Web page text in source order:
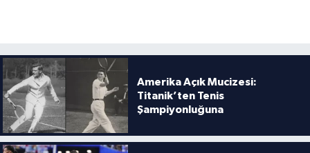
Amerika Açık Mucizesi:
Titanik’ten Tenis
Şampiyonluğuna